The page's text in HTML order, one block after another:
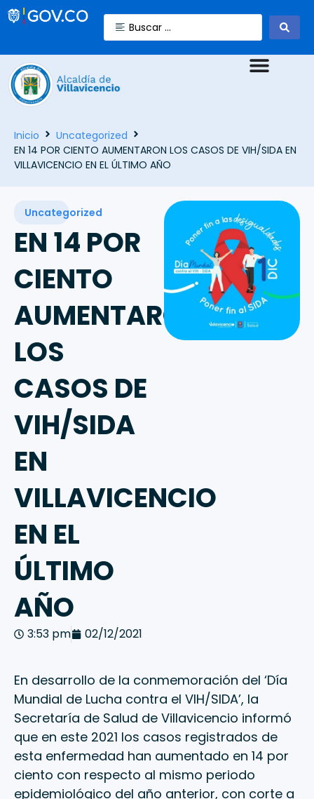
Inicio
Uncategorized
EN 14 POR CIENTO AUMENTARON LOS CASOS DE VIH/SIDA EN
VILLAVICENCIO EN EL ÚLTIMO AÑO
Uncategorized
EN 14 POR
CIENTO
AUMENTARON
LOS
CASOS DE
VIH/SIDA
EN
VILLAVICENCIO
EN EL
ÚLTIMO
AÑO
3:53 pm 02/12/2021
En desarrollo de la conmemoración del ‘Día
Mundial de Lucha contra el VIH/SIDA’, la
Secretaría de Salud de Villavicencio informó
que en este 2021 los casos registrados de
esta enfermedad han aumentado en 14 por
ciento con respecto al mismo periodo
epidemiológico del año anterior, con corte a